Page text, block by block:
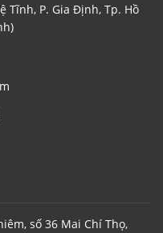
Tĩnh, P. Gia Định, Tp. Hồ
số 36 Mai Chí Thọ,